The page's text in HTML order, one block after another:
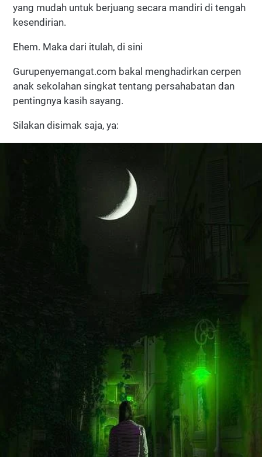
yang mudah untuk berjuang secara mandiri di tengah
kesendirian.
Ehem. Maka dari itulah, di sini
Gurupenyemangat.com bakal menghadirkan cerpen
anak sekolahan singkat tentang persahabatan dan
pentingnya kasih sayang.
Silakan disimak saja, ya: